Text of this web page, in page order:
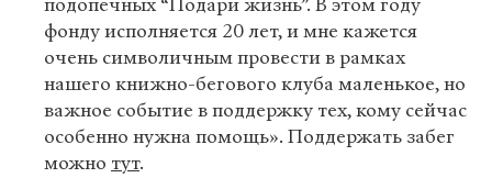
подопечных “Подари жизнь”. В этом году
фонду исполняется 20 лет, и мне кажется
очень символичным провести в рамках
нашего книжно-бегового клуба маленькое, но
важное событие в поддержку тех, кому сейчас
особенно нужна помощь». Поддержать забег
можно тут.